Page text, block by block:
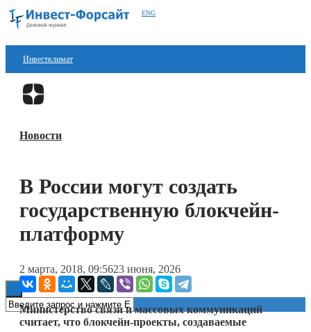
ENG
Инвестклимат
Финансы
Блокчейн
Новости
В России могут создать
государственную блокчейн-
платформу
2 марта, 2018, 09:5623 июня, 2026
Министерство связи и массовых коммуникаций
считает, что блокчейн-проекты, создаваемые